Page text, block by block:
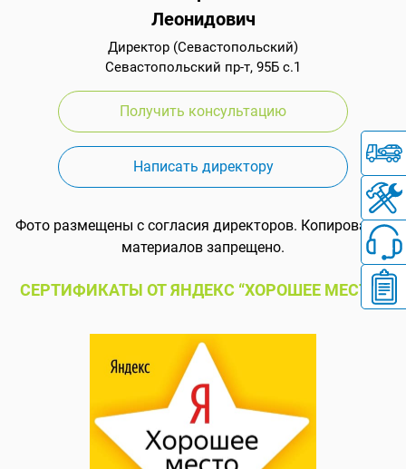
Леонидович
Директор (Севастопольский)
Севастопольский пр-т, 95Б с.1
Получить консультацию
Написать директору
Фото размещены с согласия директоров. Копирование
материалов запрещено.
СЕРТИФИКАТЫ ОТ ЯНДЕКС “ХОРОШЕЕ МЕСТО”